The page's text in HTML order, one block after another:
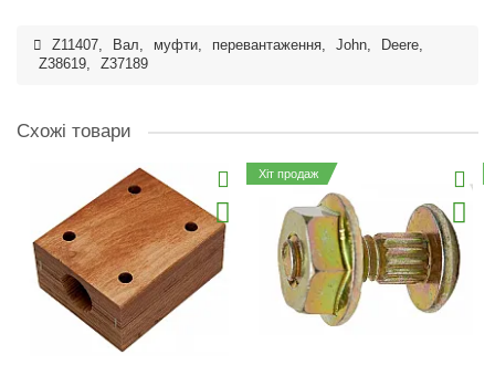
Z11407, Вал, муфти, перевантаження, John, Deere,
Z38619, Z37189
Схожі товари
Хіт продаж